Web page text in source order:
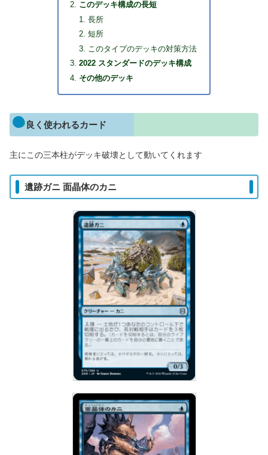
このデッキ構成の長短
長所
短所
このタイプのデッキの対策方法
2022 スタンダードのデッキ構成
その他のデッキ
良く使われるカード
主にこの三本柱がデッキ破壊として動いてくれます
遺跡ガニ 面晶体のカニ